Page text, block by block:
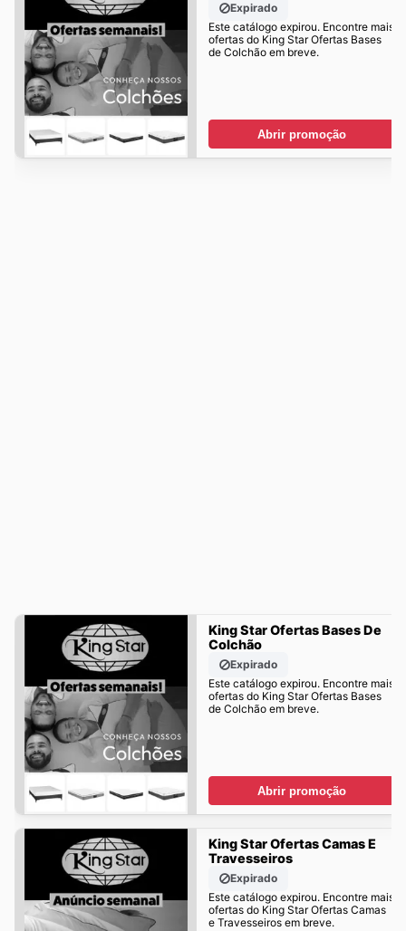
Expirado
Este catálogo expirou. Encontre mais
ofertas do King Star Ofertas Bases
de Colchão em breve.
Abrir promoção
King Star Ofertas Bases De
Colchão
Expirado
Este catálogo expirou. Encontre mais
ofertas do King Star Ofertas Bases
de Colchão em breve.
Abrir promoção
King Star Ofertas Camas E
Travesseiros
Expirado
Este catálogo expirou. Encontre mais
ofertas do King Star Ofertas Camas
e Travesseiros em breve.